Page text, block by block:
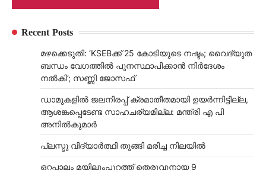
Recent Posts
മഴക്കെടുതി: ‘KSEBക്ക് 25 കോടിയുടെ നഷ്ടം; വൈദ്യുത
ബന്ധം വേഗത്തിൽ പുനസ്ഥാപിക്കാൻ നിർ​ദേശം
നൽകി’; സണ്ണി ജോസഫ്
ഡാമുകളില്‍ ജലനിരപ്പ് ക്രമാതീതമായി ഉയര്‍ന്നിട്ടില്ല,
ആശങ്കപ്പെടേണ്ട സാഹചര്യമില്ല: മന്ത്രി എ പി
അനില്‍കുമാര്‍
പ്ലസ്ടു വിദ്യാർത്ഥി തുങ്ങി മരിച്ച നിലയിൽ
ഒറ്റപ്പാലം മയിലുംപുറത്ത് തെരുവുനായ 9